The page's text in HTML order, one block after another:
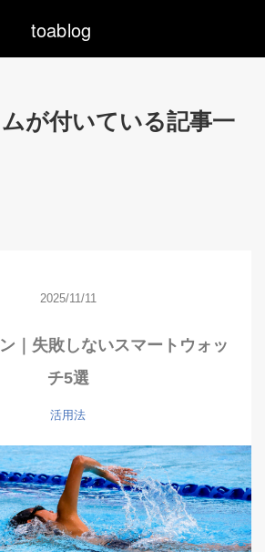
toablog
が付いている記事一
2025/11/11
｜失敗しないスマートウォッ
チ5選
活用法